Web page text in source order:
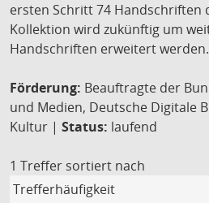
ersten Schritt 74 Handschriften
Kollektion wird zukünftig um
Handschriften erweitert werden.
Förderung: Beauftragte der
und Medien, Deutsche Digitale
Kultur | Status: laufend
1 Treffer sortiert nach